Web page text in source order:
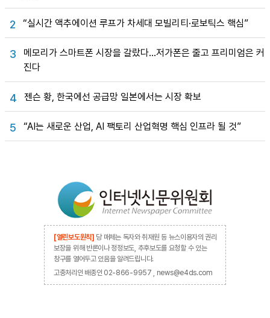
2 “실시간 액추에이션 루프가 차세대 모빌리티·로보틱스 핵심”
3
메모리가 스마트폰 시장을 갈랐다…저가폰은 줄고 프리미엄은 커
진다
4 젠슨 황, 한국에선 공급망 일본에서는 시장 확보
5 “AI는 새로운 산업, AI 팩토리 산업혁명 핵심 인프라 될 것”
[열린보도원칙] 당 매체는 독자와 취재원 등 뉴스이용자의 권리
보장을 위해 반론이나 정정보도, 추후보도를 요청할 수 있는
창구를 열어두고 있음을 알려드립니다.
고충처리인 배종인 02-866-9957 , news@e4ds.com